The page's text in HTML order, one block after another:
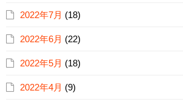
2022年7月 (18)
2022年6月 (22)
2022年5月 (18)
2022年4月 (9)